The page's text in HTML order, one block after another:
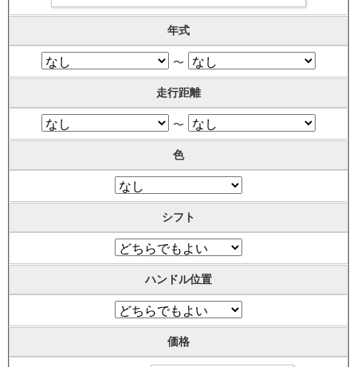
年式
〜
走行距離
〜
色
シフト
ハンドル位置
価格